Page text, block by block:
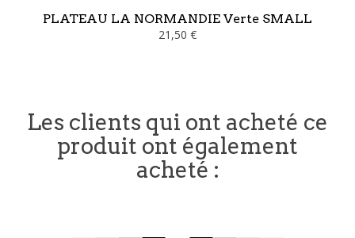
PLATEAU LA NORMANDIE Verte SMALL
21,50 €
Les clients qui ont acheté ce
produit ont également
acheté :